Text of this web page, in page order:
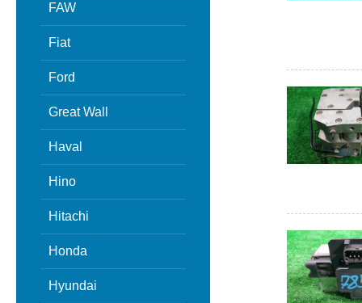
FAW
Fiat
Ford
Great Wall
Haval
Hino
Hitachi
Honda
Hyundai